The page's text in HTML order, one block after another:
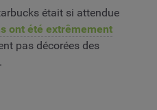
était si attendue
ont été extrêmement
pas décorées des